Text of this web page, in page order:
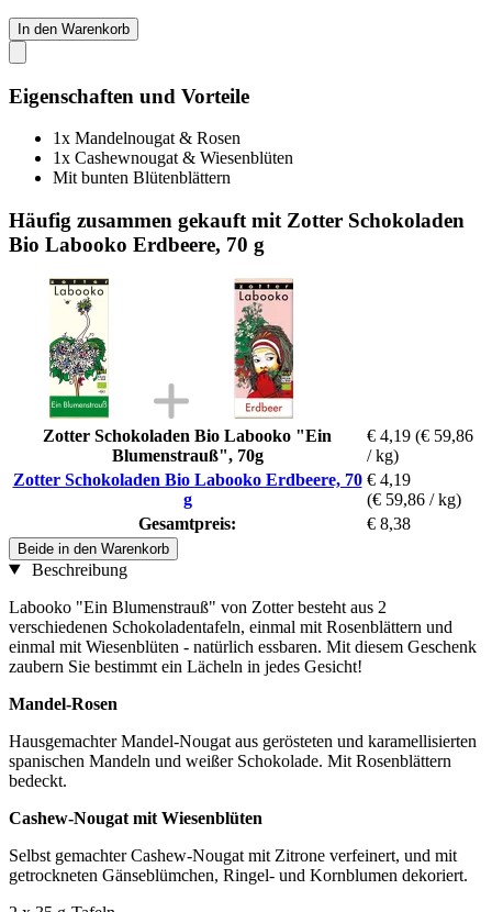
In den Warenkorb
Eigenschaften und Vorteile
1x Mandelnougat & Rosen
1x Cashewnougat & Wiesenblüten
Mit bunten Blütenblättern
Häufig zusammen gekauft mit Zotter Schokoladen
Bio Labooko Erdbeere, 70 g
Zotter Schokoladen Bio Labooko "Ein
Blumenstrauß", 70g
€ 4,19 (€ 59,86
/ kg)
Zotter Schokoladen Bio Labooko Erdbeere, 70
g
€ 4,19
(€ 59,86 / kg)
Gesamtpreis:
€ 8,38
Beide in den Warenkorb
Beschreibung
Labooko "Ein Blumenstrauß" von Zotter besteht aus 2
verschiedenen Schokoladentafeln, einmal mit Rosenblättern und
einmal mit Wiesenblüten - natürlich essbaren. Mit diesem Geschenk
zaubern Sie bestimmt ein Lächeln in jedes Gesicht!
Mandel-Rosen
Hausgemachter Mandel-Nougat aus gerösteten und karamellisierten
spanischen Mandeln und weißer Schokolade. Mit Rosenblättern
bedeckt.
Cashew-Nougat mit Wiesenblüten
Selbst gemachter Cashew-Nougat mit Zitrone verfeinert, und mit
getrockneten Gänseblümchen, Ringel- und Kornblumen dekoriert.